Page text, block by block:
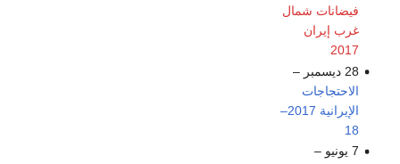
فيضانات شمال
غرب إيران
2017
28 ديسمبر –
الاحتجاجات
الإيرانية 2017–
18
7 يونيو –